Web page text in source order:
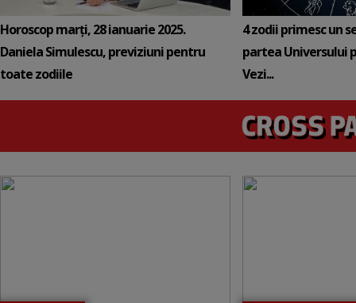
Horoscop marți, 28 ianuarie 2025.
Daniela Simulescu, previziuni pentru
toate zodiile
4 zodii primesc un
partea Universului
Vezi...